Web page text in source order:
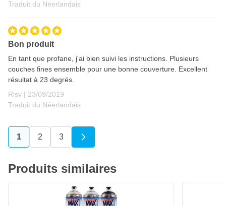
Traduit du Néerlandais
Bon produit
En tant que profane, j'ai bien suivi les instructions. Plusieurs
couches fines ensemble pour une bonne couverture. Excellent
résultat à 23 degrés.
Risv | 23 septembre 2019
23/09/2019
Traduit du Néerlandais
Vous lisez actuellement la page
1 Page
2 Page
3
Produits similaires
Apprêt primaire époxyde 2K aérosol SprayMax 400ml
Expédié aujourd'hui